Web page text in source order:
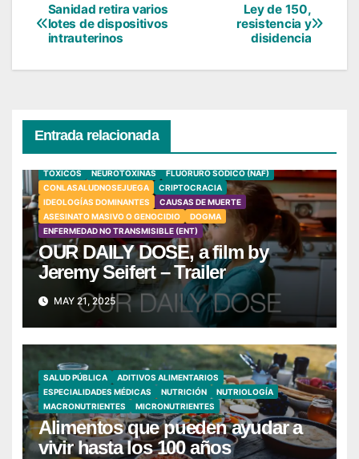
Navegación
de
Ley de 150,
resistencia y
disidencia
Sanidad retira varios
lotes de dispositivos
intrauterinos
Entrada relacionada
TÓXICOS NEUROTOXINAS
FLUORURO SÓDICO (NAF)
CONLASALUDNOSEJUEGA
CRIPTOCRACIA
IDEOLOGÍAS DOMINANTES
CAUSAS DE MUERTE
ASESINATO MASIVO O GENOCIDIO
DOGMA
ENFERMEDAD NO TRANSMISIBLE (ENT)
OUR DAILY DOSE, a film by
Jeremy Seifert – Trailer
MAY 21, 2025
SALUD PÚBLICA
ADITIVOS ALIMENTARIOS
ESPECIALIDADES MÉDICAS
NUTRICIÓN
NUTRIOLOGÍA
MACRONUTRIENTES
MICRONUTRIENTES
Alimentos que pueden ayudar a
vivir hasta los 100 años